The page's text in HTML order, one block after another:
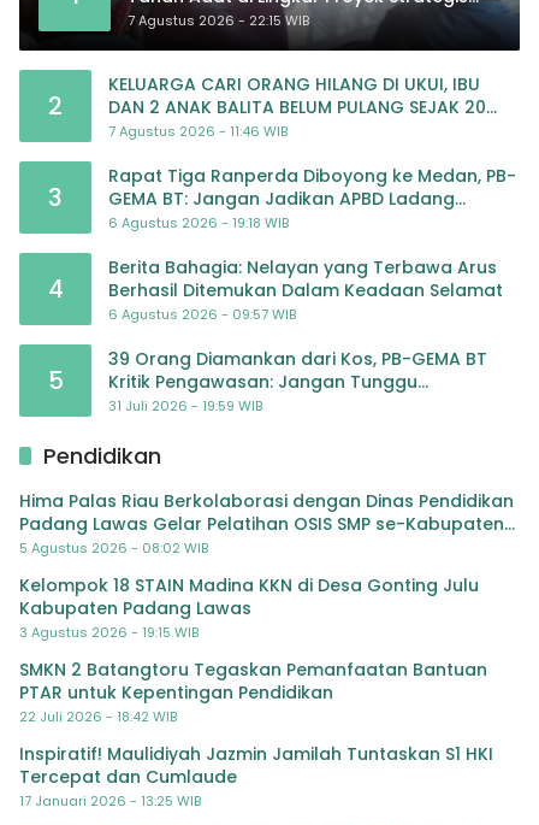
Nasional Memasuki Babak Baru
7 Agustus 2026 - 22:15 WIB
2
KELUARGA CARI ORANG HILANG DI UKUI, IBU
DAN 2 ANAK BALITA BELUM PULANG SEJAK 20
JULI 2026
7 Agustus 2026 - 11:46 WIB
3
Rapat Tiga Ranperda Diboyong ke Medan, PB-
GEMA BT: Jangan Jadikan APBD Ladang
Pembiayaan yang Tak Perlu
6 Agustus 2026 - 19:18 WIB
4
Berita Bahagia: Nelayan yang Terbawa Arus
Berhasil Ditemukan Dalam Keadaan Selamat
6 Agustus 2026 - 09:57 WIB
5
39 Orang Diamankan dari Kos, PB-GEMA BT
Kritik Pengawasan: Jangan Tunggu
Masyarakat Bergerak Baru Negara Bertindak
31 Juli 2026 - 19:59 WIB
Pendidikan
Hima Palas Riau Berkolaborasi dengan Dinas Pendidikan
Padang Lawas Gelar Pelatihan OSIS SMP se-Kabupaten
Padang Lawas
5 Agustus 2026 - 08:02 WIB
Kelompok 18 STAIN Madina KKN di Desa Gonting Julu
Kabupaten Padang Lawas
3 Agustus 2026 - 19:15 WIB
SMKN 2 Batangtoru Tegaskan Pemanfaatan Bantuan
PTAR untuk Kepentingan Pendidikan
22 Juli 2026 - 18:42 WIB
Inspiratif! Maulidiyah Jazmin Jamilah Tuntaskan S1 HKI
Tercepat dan Cumlaude
17 Januari 2026 - 13:25 WIB